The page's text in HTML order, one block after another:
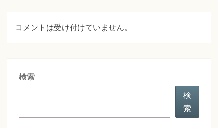
コメントは受け付けていません。
検索
検
索